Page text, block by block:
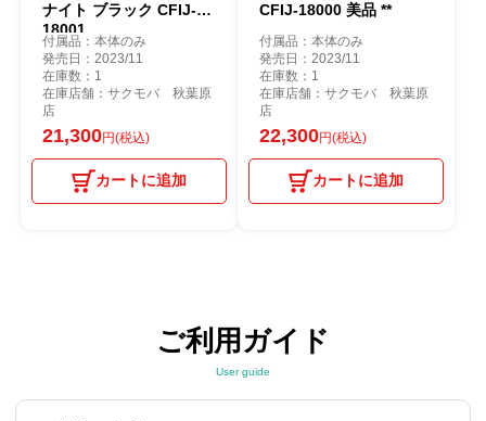
ナイト ブラック CFIJ-
18001
付属品：本体のみ
発売日：2023/11
在庫数：1
在庫店舗：サクモバ 秋葉原
店
21,300円(税込)
カートに追加
CFIJ-18000 美品 **
付属品：本体のみ
発売日：2023/11
在庫数：1
在庫店舗：サクモバ 秋葉原
店
22,300円(税込)
カートに追加
ご利用ガイド
User guide